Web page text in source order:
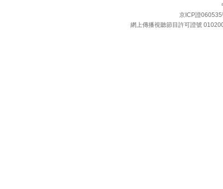
京ICP證060535
網上傳播視聽節目許可證號